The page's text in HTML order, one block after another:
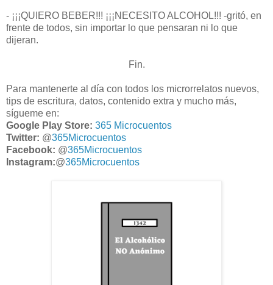
- ¡¡¡QUIERO BEBER!!! ¡¡¡NECESITO ALCOHOL!!! -gritó, en
frente de todos, sin importar lo que pensaran ni lo que
dijeran.
Fin.
Para mantenerte al día con todos los microrrelatos nuevos,
tips de escritura, datos, contenido extra y mucho más,
sígueme en:
Google Play Store: 365 Microcuentos
Twitter: @365Microcuentos
Facebook: @365Microcuentos
Instagram:@365Microcuentos